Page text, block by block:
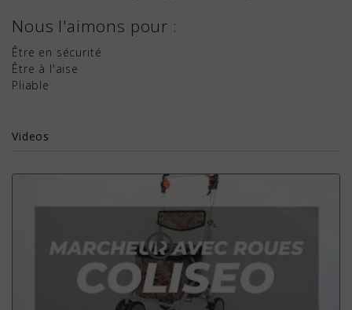
Nous l'aimons pour :
Être en sécurité
Être à l'aise
Pliable
Videos
play_circle_outline